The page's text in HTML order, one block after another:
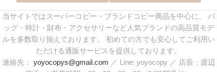
当サイトではスーパーコピー・ブランドコピー商品を中心に、 バ
ッグ・時計・財布・アクセサリーなど人気ブランドの高品質モデ
ルを多数取り揃えております。 初めての方でも安心してご利用い
ただける通販サービスを提供しております。
連絡先： yoyocopys@gmail.com ／ Line: yoyocopy ／ 店長：渡辺